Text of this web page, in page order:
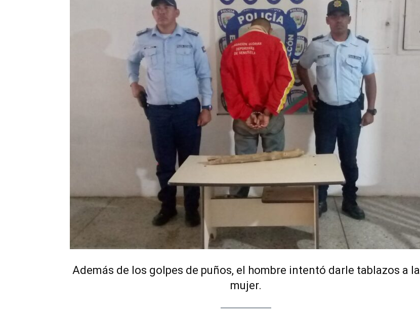
Además de los golpes de puños, el hombre intentó darle tablazos a la
mujer.